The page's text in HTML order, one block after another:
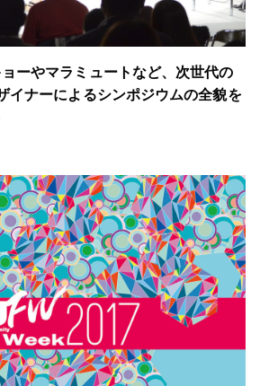
ーやマラミュートなど、次世代の
イナーによるシンポジウムの全貌を